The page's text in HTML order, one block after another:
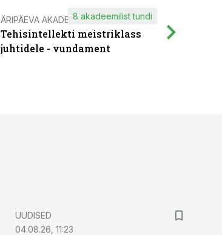
ÄRIPÄEVA AKADEEMIA
Tehisintellekti meistriklass
juhtidele - vundament
8 akadeemilist tundi
UUDISED
04.08.26, 11:23